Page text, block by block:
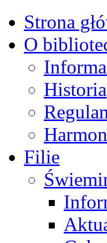
Strona
O
Historia
Filie